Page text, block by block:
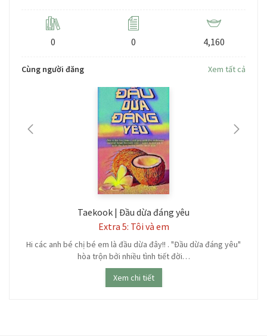
0 0 4,160
Cùng người đăng Xem tất cả
Taekook | Đầu dừa đáng yêu
Extra 5: Tôi và em
Hi các anh bé chị bé em là đầu dừa đây!! . "Đầu dừa đáng yêu"
hòa trộn bởi nhiều tình tiết đời…
Xem chi tiết